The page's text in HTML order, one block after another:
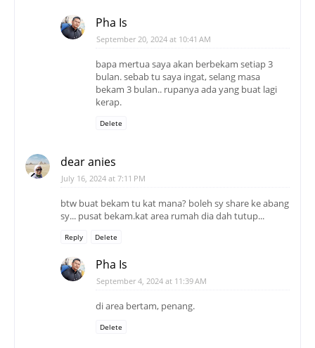
Pha Is
September 20, 2024 at 10:41 AM
bapa mertua saya akan berbekam setiap 3
bulan. sebab tu saya ingat, selang masa
bekam 3 bulan.. rupanya ada yang buat lagi
kerap.
Delete
dear anies
July 16, 2024 at 7:11 PM
btw buat bekam tu kat mana? boleh sy share ke abang
sy... pusat bekam.kat area rumah dia dah tutup...
Reply Delete
Pha Is
September 4, 2024 at 11:39 AM
di area bertam, penang.
Delete